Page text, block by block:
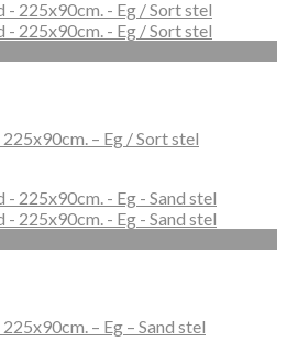
– Eg / Sort stel
– Eg – Sand stel